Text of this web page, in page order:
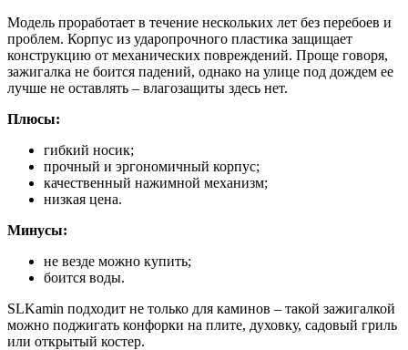
Модель проработает в течение нескольких лет без перебоев и
проблем. Корпус из ударопрочного пластика защищает
конструкцию от механических повреждений. Проще говоря,
зажигалка не боится падений, однако на улице под дождем ее
лучше не оставлять – влагозащиты здесь нет.
Плюсы:
гибкий носик;
прочный и эргономичный корпус;
качественный нажимной механизм;
низкая цена.
Минусы:
не везде можно купить;
боится воды.
SLKamin подходит не только для каминов – такой зажигалкой
можно поджигать конфорки на плите, духовку, садовый гриль
или открытый костер.